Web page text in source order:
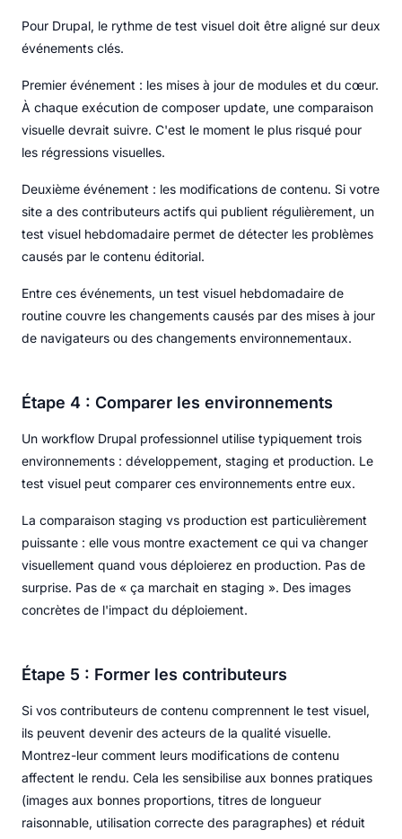
Pour Drupal, le rythme de test visuel doit être aligné sur deux
événements clés.
Premier événement : les mises à jour de modules et du cœur.
À chaque exécution de composer update, une comparaison
visuelle devrait suivre. C'est le moment le plus risqué pour
les régressions visuelles.
Deuxième événement : les modifications de contenu. Si votre
site a des contributeurs actifs qui publient régulièrement, un
test visuel hebdomadaire permet de détecter les problèmes
causés par le contenu éditorial.
Entre ces événements, un test visuel hebdomadaire de
routine couvre les changements causés par des mises à jour
de navigateurs ou des changements environnementaux.
Étape 4 : Comparer les environnements
Un workflow Drupal professionnel utilise typiquement trois
environnements : développement, staging et production. Le
test visuel peut comparer ces environnements entre eux.
La comparaison staging vs production est particulièrement
puissante : elle vous montre exactement ce qui va changer
visuellement quand vous déploierez en production. Pas de
surprise. Pas de « ça marchait en staging ». Des images
concrètes de l'impact du déploiement.
Étape 5 : Former les contributeurs
Si vos contributeurs de contenu comprennent le test visuel,
ils peuvent devenir des acteurs de la qualité visuelle.
Montrez-leur comment leurs modifications de contenu
affectent le rendu. Cela les sensibilise aux bonnes pratiques
(images aux bonnes proportions, titres de longueur
raisonnable, utilisation correcte des paragraphes) et réduit